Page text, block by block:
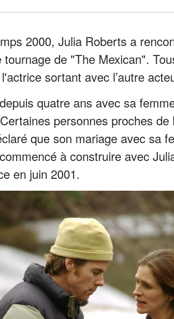
2000, Julia Roberts a
de "The Mexican".
sortant avec l’autre
quatre ans avec sa
personnes proches de
que son mariage avec sa
à construire avec
en juin 2001.